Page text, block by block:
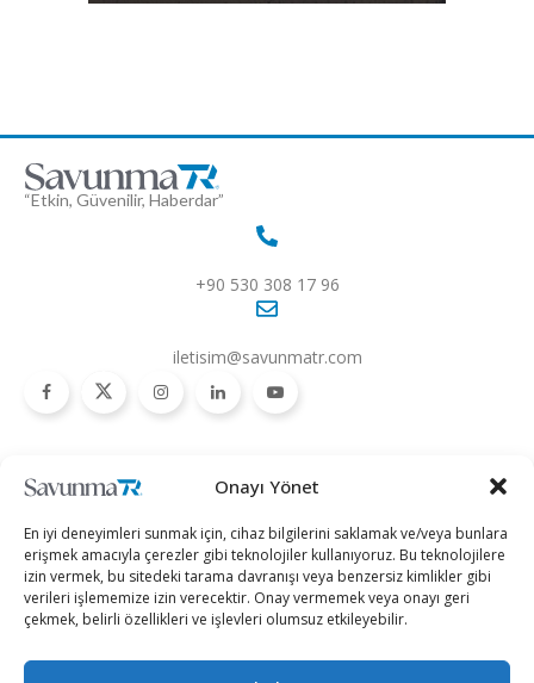
Onayı Yönet
En iyi deneyimleri sunmak için, cihaz bilgilerini saklamak ve/veya bunlara
erişmek amacıyla çerezler gibi teknolojiler kullanıyoruz. Bu teknolojilere
izin vermek, bu sitedeki tarama davranışı veya benzersiz kimlikler gibi
verileri işlememize izin verecektir. Onay vermemek veya onayı geri
çekmek, belirli özellikleri ve işlevleri olumsuz etkileyebilir.
“Etkin, Güvenilir, Haberdar”
+90 530 308 17 96
iletisim@savunmatr.com
Savunma Sanayii
Hava Platformları
Kara Platformları
Deniz Platformları
İnsansız Sistemler
Kategoriler
Siber Güvenlik
Teknoloji
Röportajlar
Politika
SavunmaTR
Hakkımızda
Kariyer
Gizlilik Politikası
Künye